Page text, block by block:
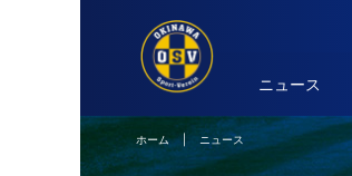
ニュース
ホーム| ニュース